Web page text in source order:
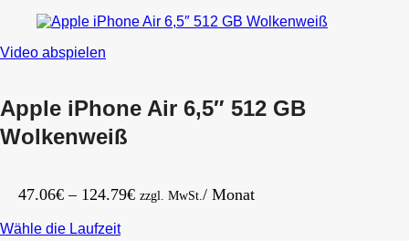
Lichtgold
Schwarz
Video abspielen
Apple iPhone Air 6,5″ 512 GB
Wolkenweiß
47.06€ – 124.79€Preisspanne:
zzgl. MwSt./ Monat
Wähle die Laufzeit